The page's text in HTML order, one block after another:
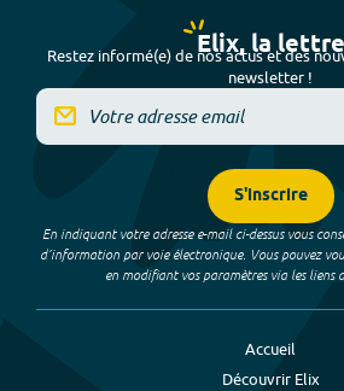
Elix, la lettre
Restez informé(e) de nos actus et des
newsletter !
S'inscrire
En indiquant votre adresse e-mail ci-dessus vous
d’information par voie électronique. Vous pouvez
en modifiant vos paramètres via les liens
Accueil
Découvrir Elix